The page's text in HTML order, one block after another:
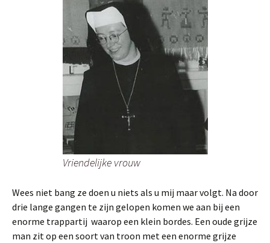
Vriendelijke vrouw
Wees niet bang ze doen u niets als u mij maar volgt. Na door
drie lange gangen te zijn gelopen komen we aan bij een
enorme trappartij waarop een klein bordes. Een oude grijze
man zit op een soort van troon met een enorme grijze